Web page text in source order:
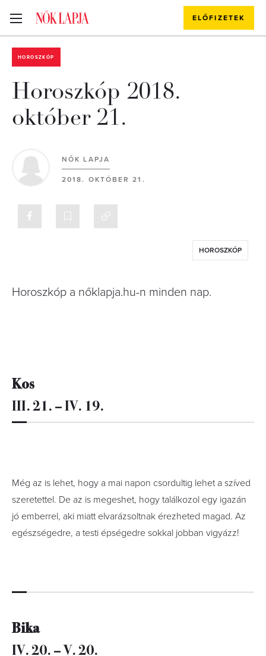
ELŐFIZETEK
HOROSZKÓP
Horoszkóp 2018.
október 21.
NŐK LAPJA
2018. OKTÓBER 21.
HOROSZKÓP
Horoszkóp a nőklapja.hu-n minden nap.
Kos
III. 21. – IV. 19.
Még az is lehet, hogy a mai napon csordultig lehet a szíved
szeretettel. De az is megeshet, hogy találkozol egy igazán
jó emberrel, aki miatt elvarázsoltnak érezheted magad. Az
egészségedre, a testi épségedre sokkal jobban vigyázz!
Bika
IV. 20. – V. 20.